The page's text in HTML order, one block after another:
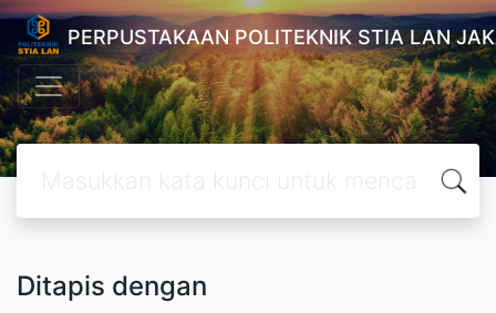
PERPUSTAKAAN POLITEKNIK STIA LAN
Ditapis dengan